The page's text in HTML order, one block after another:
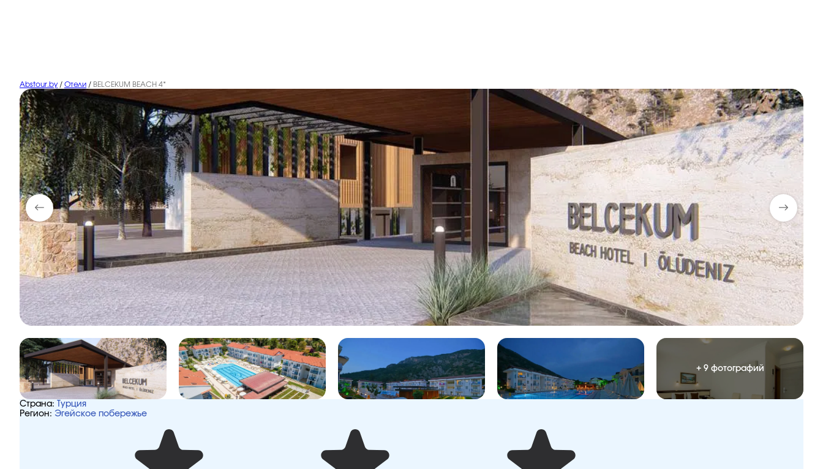
Abstour.by / Отели / BELCEKUM BEACH 4*
+ 9 фотографий
Страна:
Турция
Регион: Эгейское побережье